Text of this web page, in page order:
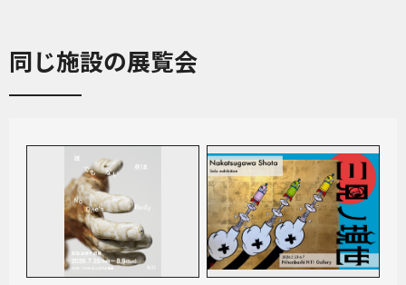
同じ施設の展覧会